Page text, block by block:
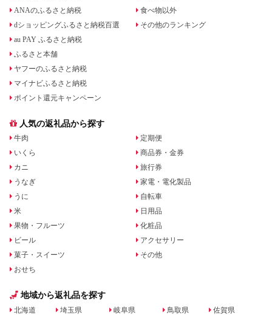
ANAのふるさと納税
dショッピングふるさと納税百選
au PAY ふるさと納税
ふるさと本舗
ヤフーのふるさと納税
マイナビふるさと納税
ポイント還元キャンペーン
食べ物以外
その他のランキング
人気の返礼品から探す
牛肉
いくら
カニ
うなぎ
うに
米
果物・フルーツ
ビール
菓子・スイーツ
おせち
定期便
商品券・金券
旅行券
家電・電化製品
自転車
日用品
化粧品
アクセサリー
その他
地域から返礼品を探す
北海道
埼玉県
岐阜県
鳥取県
佐賀県